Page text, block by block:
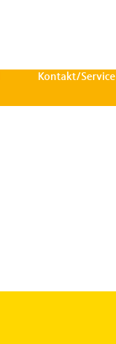
Kontakt/Service